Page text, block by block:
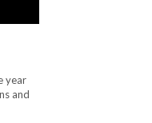
year
and